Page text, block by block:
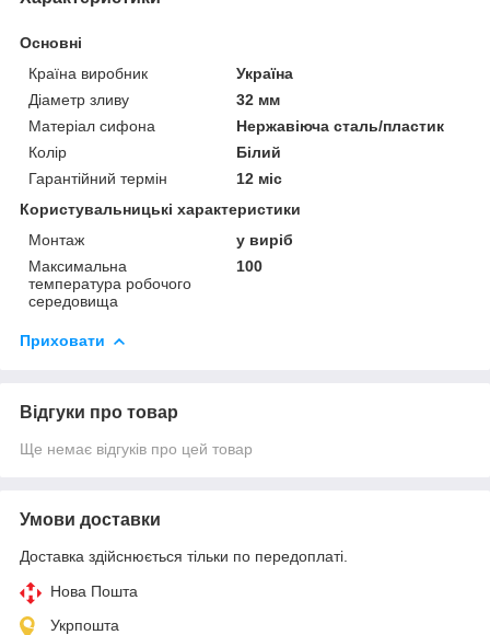
Основні
Країна виробник
Україна
Діаметр зливу
32 мм
Матеріал сифона
Нержавіюча сталь/пластик
Колір
Білий
Гарантійний термін
12 міс
Користувальницькі характеристики
Монтаж
у виріб
Максимальна
температура робочого
середовища
100
Приховати
Відгуки про товар
Ще немає відгуків про цей товар
Умови доставки
Доставка здійснюється тільки по передоплаті.
Нова Пошта
Укрпошта